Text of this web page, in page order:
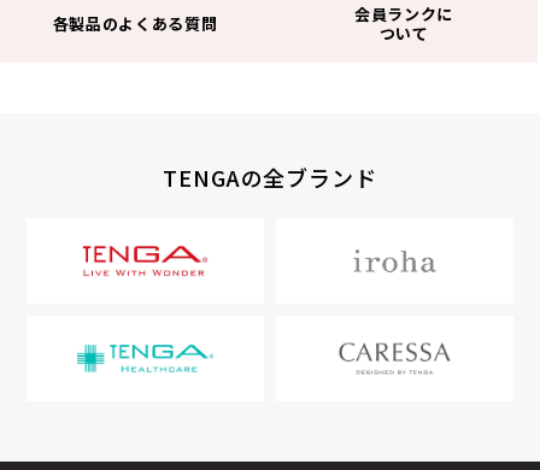
各製品のよくある質問
会員ランクに
ついて
TENGAの全ブランド